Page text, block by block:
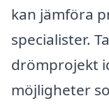
kan jämföra
specialister.
drömprojekt
möjligheter